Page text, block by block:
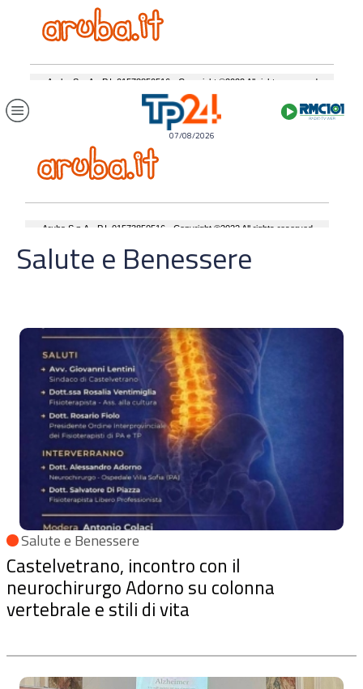
07/08/2026
Salute e Benessere
Salute e Benessere
Castelvetrano, incontro con il
neurochirurgo Adorno su colonna
vertebrale e stili di vita